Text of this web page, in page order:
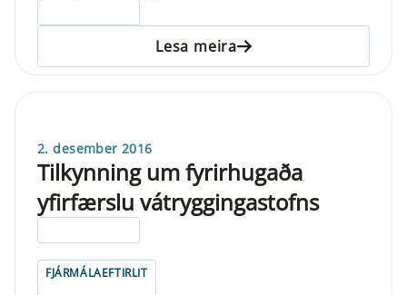
Lesa meira
2. desember 2016
Tilkynning um fyrirhugaða
yfirfærslu vátryggingastofns
FJÁRMÁLAEFTIRLIT